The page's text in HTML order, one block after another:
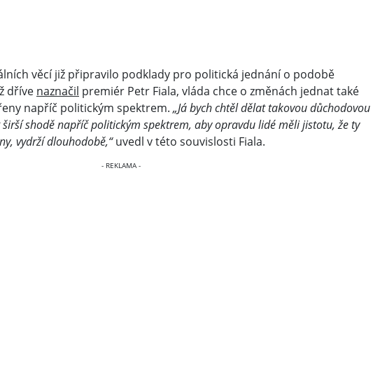
věcí již připravilo podklady pro politická jednání o podobě
dříve naznačil premiér Petr Fiala, vláda chce o změnách jednat také
napříč politickým spektrem. „Já bych chtěl dělat takovou důchodovou
shodě napříč politickým spektrem, aby opravdu lidé měli jistotu, že ty
vydrží dlouhodobě,“uvedl v této souvislosti Fiala.